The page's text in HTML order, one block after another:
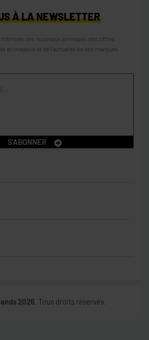
À LA NEWSLETTER
des nouveaux arrivages, des offres
en magasin et de l’actualité de nos marques
S'ABONNER
2026. Tous droits réservés.